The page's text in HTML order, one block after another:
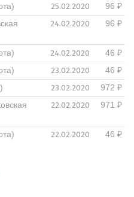
25.02.2020
96 ₽
24.02.2020 96 ₽
24.02.2020
46 ₽
23.02.2020
46 ₽
23.02.2020
972 ₽
22.02.2020 971 ₽
22.02.2020 46 ₽